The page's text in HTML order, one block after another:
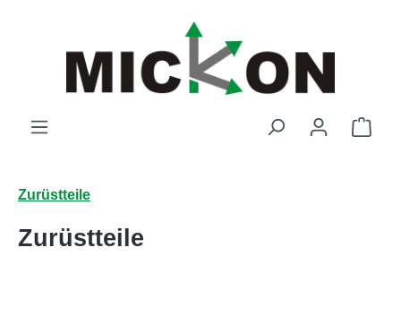
Zurüstteile
Zurüstteile